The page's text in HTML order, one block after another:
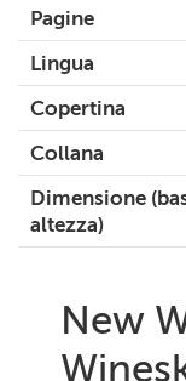
Pagine
Lingua
Copertina
Collana
Dimensione
altezza)
New